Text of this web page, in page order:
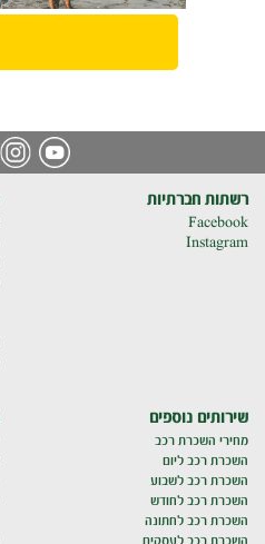
רשתות חברתיות
Facebook
Instagram
שירותים נוספים
מחירי השכרת רכב
השכרת רכב ליום
השכרת רכב לשבוע
השכרת רכב לחודש
השכרת רכב לחתונה
השכרת רכב לעסקים